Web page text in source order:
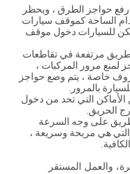
رفع حواجز الطرق ، ويحظر
الساحة كموقف سيارات
للسيارات دخول موقف
طريق مرتفعة في تقاطعات
لمنع مرور المركبات ،
خاصة ، يتم وضع حواجز
بالمرور.
الأماكن التي تحد من دخول
الحريق.
على وجه السرعة
هي مريحة وسريعة ،
والعمل المستقر